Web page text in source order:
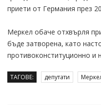
приети от Германия през
Меркел обаче отхвърля
бъде затворена, като
противоконституционно и
ТАГОВЕ: депутати